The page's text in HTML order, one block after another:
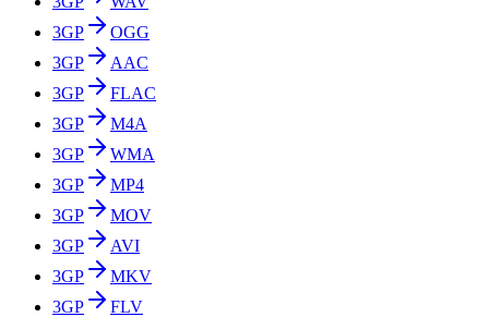
3GP
OGG
3GP
AAC
3GP
FLAC
3GP
M4A
3GP
WMA
3GP
MP4
3GP
MOV
3GP
AVI
3GP
MKV
3GP
FLV